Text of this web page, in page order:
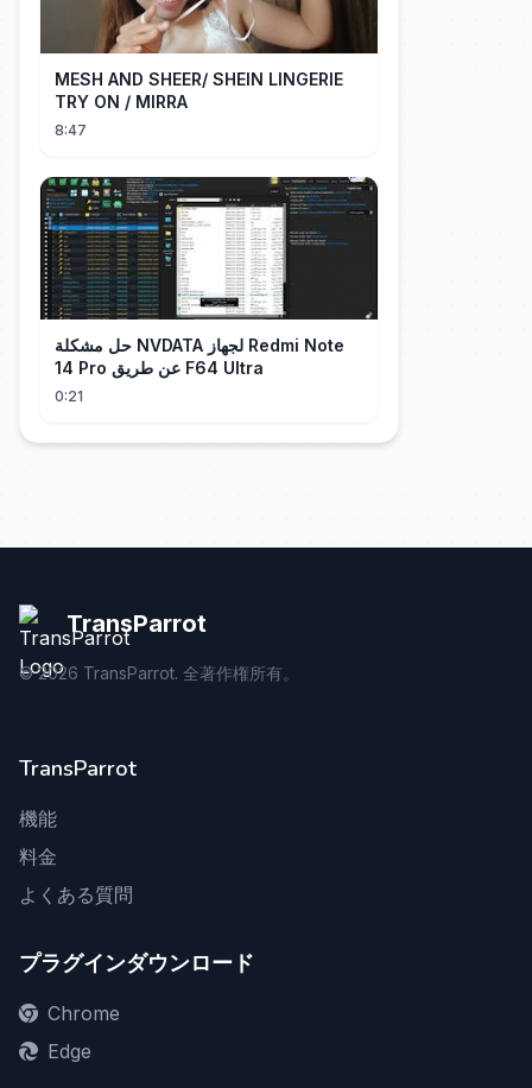
MESH AND SHEER/ SHEIN LINGERIE
TRY ON / MIRRA
8:47
حل مشكلة NVDATA لجهاز Redmi Note
14 Pro عن طريق F64 Ultra
0:21
TransParrot
©2026 TransParrot. 全著作権所有。
TransParrot
機能
料金
よくある質問
プラグインダウンロード
Chrome
Edge